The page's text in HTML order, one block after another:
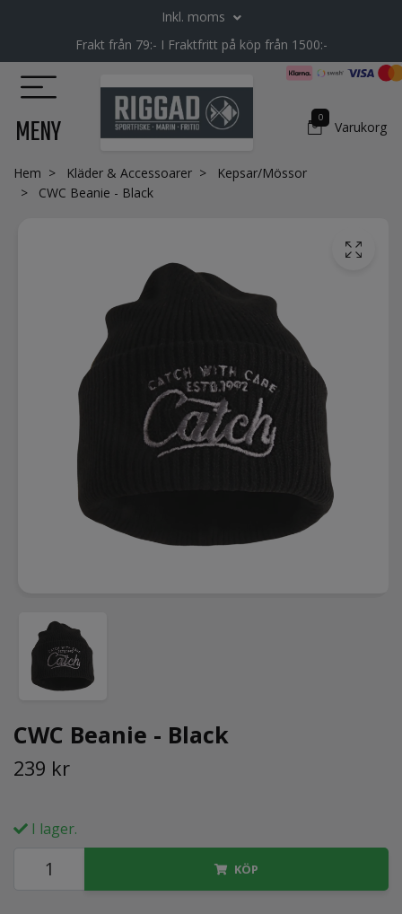
Inkl. moms
Frakt från 79:- I Fraktfritt på köp från 1500:-
MENY 0
Varukorg
Hem Kläder & Accessoarer
Kepsar/Mössor
CWC Beanie - Black
CWC Beanie - Black
239 kr
I lager.
KÖP